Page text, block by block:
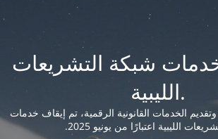
شبكة التشريعات
الليبية.
الخدمات القانونية الرقمية، تم إيقاف خدمات
الليبية اعتبارًا من يونيو 2025.